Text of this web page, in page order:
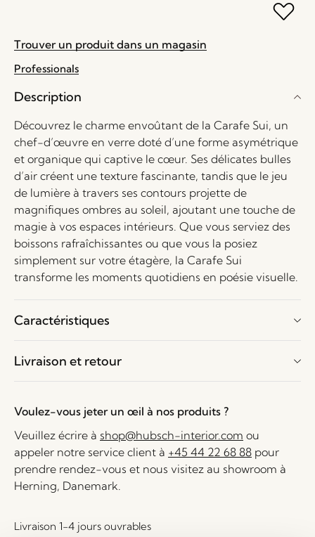
Trouver un produit dans un magasin
Professionals
Description
Découvrez le charme envoûtant de la Carafe Sui, un
chef-d’œuvre en verre doté d’une forme asymétrique
et organique qui captive le cœur. Ses délicates bulles
d’air créent une texture fascinante, tandis que le jeu
de lumière à travers ses contours projette de
magnifiques ombres au soleil, ajoutant une touche de
magie à vos espaces intérieurs. Que vous serviez des
boissons rafraîchissantes ou que vous la posiez
simplement sur votre étagère, la Carafe Sui
transforme les moments quotidiens en poésie visuelle.
Caractéristiques
Livraison et retour
Voulez-vous jeter un œil à nos produits ?
Veuillez écrire à shop@hubsch-interior.com ou
appeler notre service client à +45 44 22 68 88 pour
prendre rendez-vous et nous visitez au showroom à
Herning, Danemark.
Livraison 1-4 jours ouvrables